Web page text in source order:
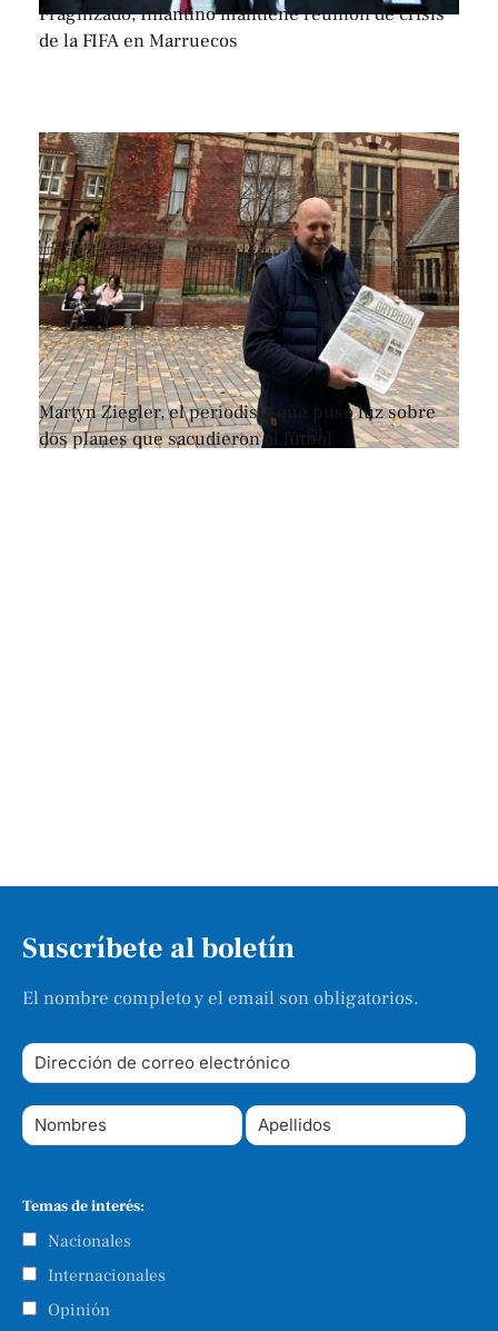
Fragilizado, Infantino mantiene reunión de crisis
de la FIFA en Marruecos
Martyn Ziegler, el periodista que puso luz sobre
dos planes que sacudieron al fútbol
Suscríbete al boletín
El nombre completo y el email son obligatorios.
Temas de interés:
Nacionales
Internacionales
Opinión